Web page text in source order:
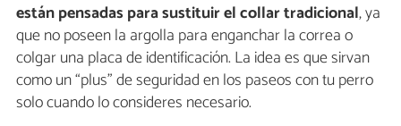
están pensadas para sustituir el collar tradicional, ya
que no poseen la argolla para enganchar la correa o
colgar una placa de identificación. La idea es que sirvan
como un “plus” de seguridad en los paseos con tu perro
solo cuando lo consideres necesario.